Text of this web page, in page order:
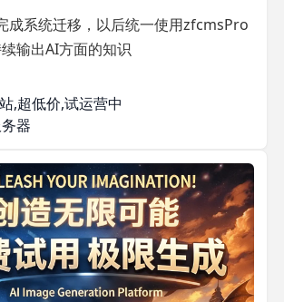
成系统迁移，以后统一使用zfcmsPro
输出AI方面的知识
,超低价,试运营中
器